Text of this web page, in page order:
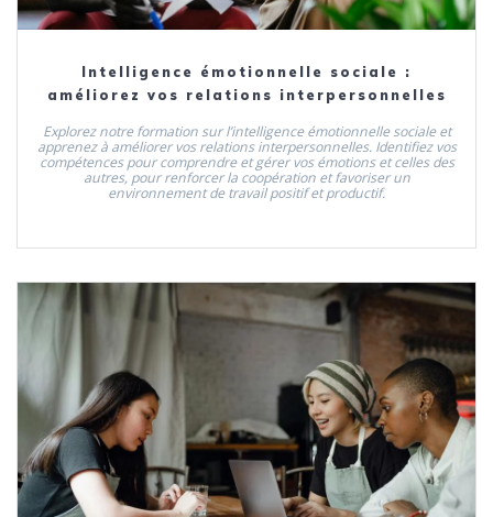
Intelligence émotionnelle sociale :
améliorez vos relations interpersonnelles
Explorez notre formation sur l’intelligence émotionnelle sociale et
apprenez à améliorer vos relations interpersonnelles. Identifiez vos
compétences pour comprendre et gérer vos émotions et celles des
autres, pour renforcer la coopération et favoriser un
environnement de travail positif et productif.